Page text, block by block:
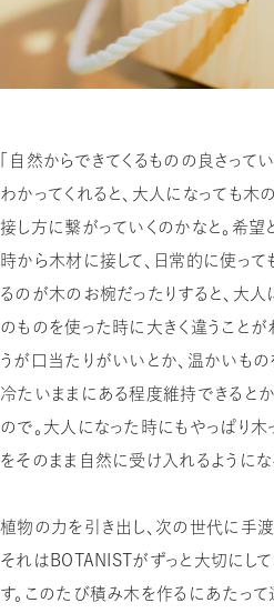
「自然からできてくるものの良さっ
わかってくれると、大人になっても木
接し方に繋がっていくのかなと。希望
時から木材に接して、日常的に使っ
るのが木のお椀だったりすると、大人
のものを使った時に大きく違うこと
うが口当たりがいいとか、温かいも
冷たいままにある程度維持できるとか
ので。大人になった時にもやっぱり
をそのまま自然に受け入れるようにな
植物の力を引き出し、次の世代に手渡
それはBOTANISTがずっと大切にし
す。このたび積み木を作るにあたっ